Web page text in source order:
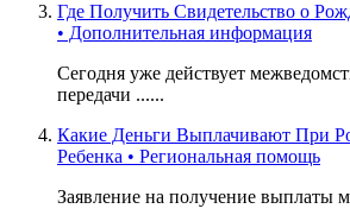
Где Получить Свидетельство о
• Дополнительная информация
Сегодня уже действует
передачи ......
Какие Деньги Выплачивают При
Ребенка • Региональная помощь
Заявление на получение выплаты